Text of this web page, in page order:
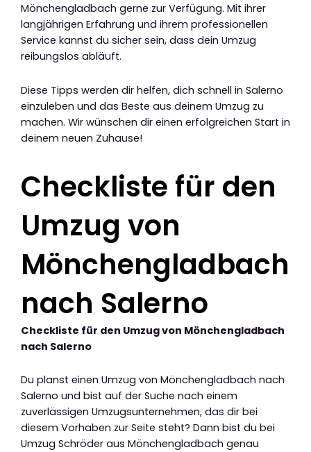
Mönchengladbach gerne zur Verfügung. Mit ihrer
langjährigen Erfahrung und ihrem professionellen
Service kannst du sicher sein, dass dein Umzug
reibungslos abläuft.
Diese Tipps werden dir helfen, dich schnell in Salerno
einzuleben und das Beste aus deinem Umzug zu
machen. Wir wünschen dir einen erfolgreichen Start in
deinem neuen Zuhause!
Checkliste für den
Umzug von
Mönchengladbach
nach Salerno
Checkliste für den Umzug von Mönchengladbach
nach Salerno
Du planst einen Umzug von Mönchengladbach nach
Salerno und bist auf der Suche nach einem
zuverlässigen Umzugsunternehmen, das dir bei
diesem Vorhaben zur Seite steht? Dann bist du bei
Umzug Schröder aus Mönchengladbach genau